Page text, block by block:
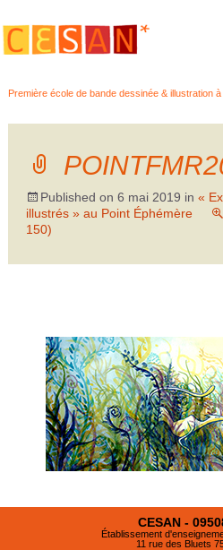
Première école de bande dessinée & illustration à
au
Published on 6 mai 2019 in «
illustrés » au Point Éphémère
150)
CESAN -
Établissement
11 rue des Bluets